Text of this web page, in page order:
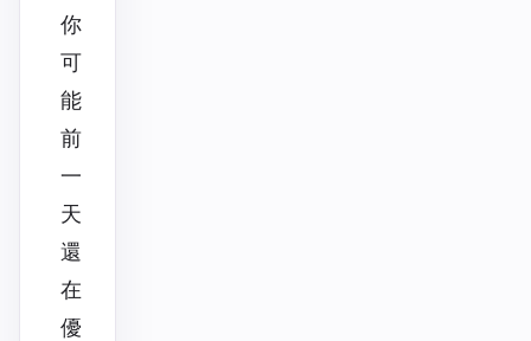
你
可
能
前
一
天
還
在
優